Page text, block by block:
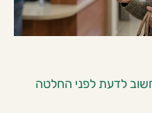
לדעת לפני החלטה